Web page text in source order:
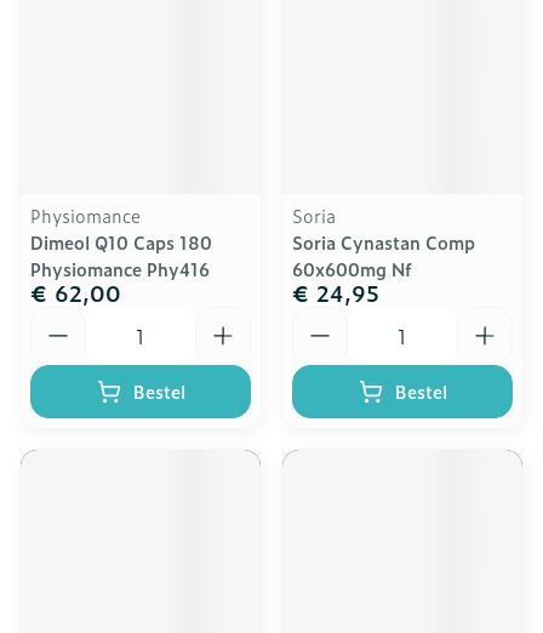
Physiomance
Dimeol Q10 Caps 180
Physiomance Phy416
€ 62,00
Bestel
Soria
Soria Cynastan Comp
60x600mg Nf
€ 24,95
Bestel